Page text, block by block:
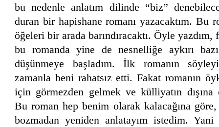
bu nedenle anlatım dilinde “biz”
duran bir hapishane romanı yazacaktım. Bu
öğeleri bir arada barındıracaktı. Öyle
bu romanda yine de nesnelliğe aykırı
düşünmeye başladım. İlk romanın
zamanla beni rahatsız etti. Fakat romanın
için görmezden gelmek ve külliyatın dışına
Bu roman hep benim olarak kalacağına
bozmadan yeniden anlatayım istedim. Yani